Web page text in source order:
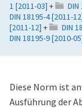
1 [2011-03] +
DIN 18195-4 [2011-
[2011-12] + DIN
DIN 18195-9 [2010-
Diese Norm ist
Ausführung der